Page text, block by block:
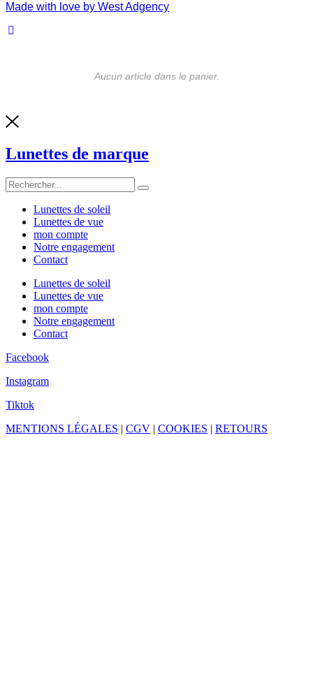
Made with love by West Adgency
Aucun article dans le panier.
Lunettes de marque
Lunettes de soleil
Lunettes de vue
mon compte
Notre engagement
Contact
Lunettes de soleil
Lunettes de vue
mon compte
Notre engagement
Contact
Facebook
Instagram
Tiktok
MENTIONS LÉGALES | CGV | COOKIES | RETOURS